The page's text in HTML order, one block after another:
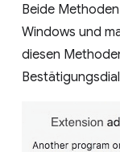
Beide
Windows und
diesen